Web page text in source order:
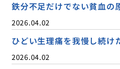
鉄分不足だけでない貧血の
2026.04.02
ひどい生理痛を我慢し続け
2026.04.02